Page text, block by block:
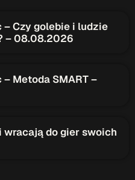
– regulamin, logotypy,
Czy golebie i ludzie
– 08.08.2026
Metoda SMART –
wracają do gier swoich